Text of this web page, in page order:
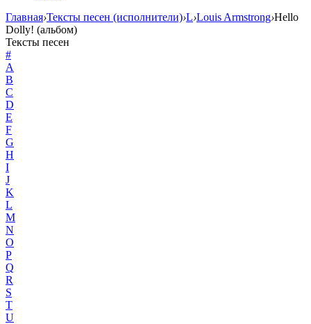
Главная›Тексты песен (исполнители)›L›Louis Armstrong›Hello
Dolly! (альбом)
Тексты песен
#
A
B
C
D
E
F
G
H
I
J
K
L
M
N
O
P
Q
R
S
T
U